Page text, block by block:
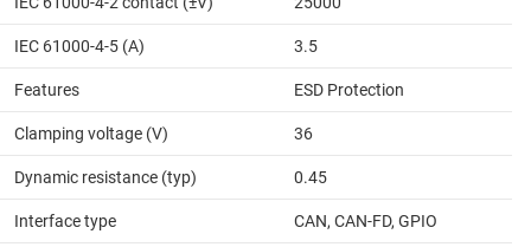
IEC 61000-4-5 (A) 3.5
Features ESD Protection
Clamping voltage (V) 36
Dynamic resistance (typ) 0.45
Interface type CAN, CAN-FD, GPIO